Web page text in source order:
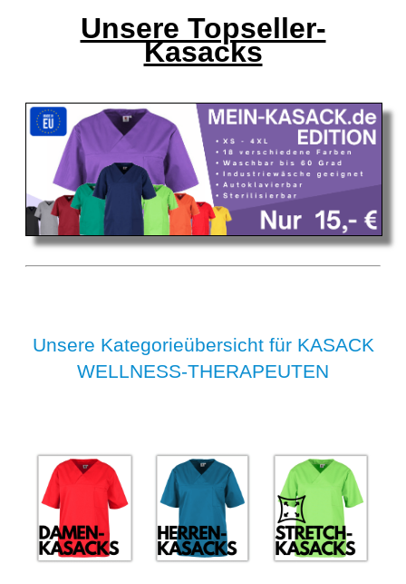
Unsere Topseller-
Kasacks
Unsere Kategorieübersicht für KASACK
WELLNESS-THERAPEUTEN